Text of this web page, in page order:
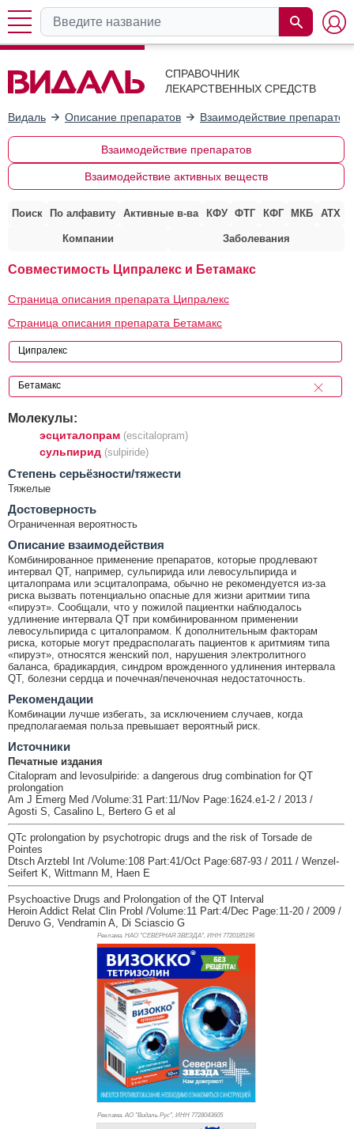
СПРАВОЧНИК
ЛЕКАРСТВЕННЫХ СРЕДСТВ
Видаль Описание препаратов Взаимодействие препаратов
Взаимодействие препаратов
Взаимодействие активных веществ
Поиск По алфавиту Активные в-ва КФУ ФТГ КФГ МКБ АТХ
Компании Заболевания
Совместимость Ципралекс и Бетамакс
Страница описания препарата Ципралекс
Страница описания препарата Бетамакс
Молекулы:
эсциталопрам (escitalopram)
сульпирид (sulpiride)
Cтепень серьёзности/тяжести
Тяжелые
Достоверность
Ограниченная вероятность
Описание взаимодействия
Комбинированное применение препаратов, которые продлевают
интервал QT, например, сульпирида или левосульпирида и
циталопрама или эсциталопрама, обычно не рекомендуется из-за
риска вызвать потенциально опасные для жизни аритмии типа
«пируэт». Сообщали, что у пожилой пациентки наблюдалось
удлинение интервала QT при комбинированном применении
левосульпирида с циталопрамом. К дополнительным факторам
риска, которые могут предрасполагать пациентов к аритмиям типа
«пируэт», относятся женский пол, нарушения электролитного
баланса, брадикардия, синдром врожденного удлинения интервала
QT, болезни сердца и почечная/печеночная недостаточность.
Рекомендации
Комбинации лучше избегать, за исключением случаев, когда
предполагаемая польза превышает вероятный риск.
Источники
Печатные издания
Citalopram and levosulpiride: a dangerous drug combination for QT
prolongation
Am J Emerg Med /Volume:31 Part:11/Nov Page:1624.e1-2 / 2013 /
Agosti S, Casalino L, Bertero G et al
QTc prolongation by psychotropic drugs and the risk of Torsade de
Pointes
Dtsch Arztebl Int /Volume:108 Part:41/Oct Page:687-93 / 2011 / Wenzel-
Seifert K, Wittmann M, Haen E
Psychoactive Drugs and Prolongation of the QT Interval
Heroin Addict Relat Clin Probl /Volume:11 Part:4/Dec Page:11-20 / 2009 /
Deruvo G, Vendramin A, Di Sciascio G
Реклама. НАО "СЕВЕРНАЯ ЗВЕЗДА", ИНН 7720185196
Реклама. АО "Видаль Рус", ИНН 7728043605